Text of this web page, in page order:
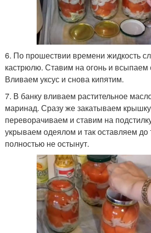
6. По прошествии времени жидкость
кастрюлю. Ставим на огонь и всыпаем
Вливаем уксус и снова кипятим.
7. В банку вливаем растительное
маринад. Сразу же закатываем
переворачиваем и ставим на
укрываем одеялом и так оставляем до
полностью не остынут.